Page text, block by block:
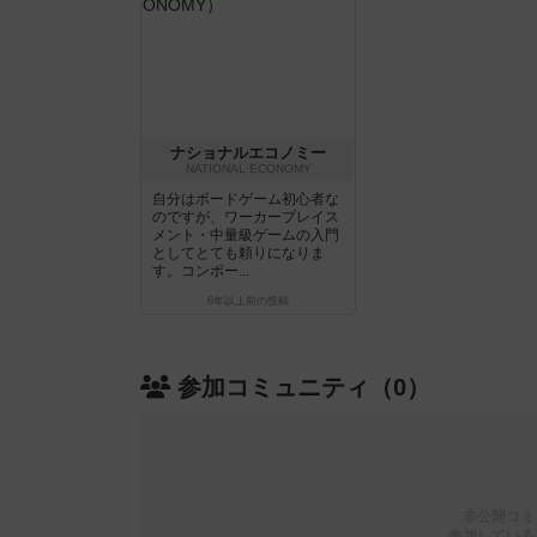
ナショナルエコノミー
NATIONAL ECONOMY
自分はボードゲーム初心者な
のですが、ワーカープレイス
メント・中量級ゲームの入門
としてとても頼りになりま
す。コンポー...
6年以上前 の投稿
参加コミュニティ（0）